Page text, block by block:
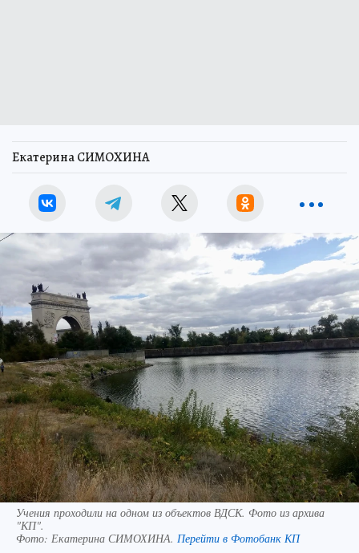
Екатерина СИМОХИНА
Учения проходили на одном из объектов ВДСК. Фото из архива
"КП".
Фото: Екатерина СИМОХИНА. Перейти в Фотобанк КП